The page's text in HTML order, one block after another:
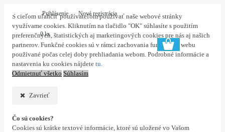
S cieľom uľahčiť používateľom používať naše webové stránky
využívame cookies. Kliknutím na tlačidlo "OK" súhlasíte s použitím
preferenčných, štatistických aj marketingových cookies pre nás aj našich
partnerov. Funkčné cookies sú v rámci zachovania funkčnosti webu
používané počas celej doby prehliadania webom. Podrobné informácie a
nastavenia ku cookies nájdete tu.
Odmietnuť všetko Súhlasím
Zavrieť
Čo sú cookies?
Cookies sú krátke textové informácie, ktoré sú uložené vo Vašom
Prihlásenie Nová registrácia
0 ks